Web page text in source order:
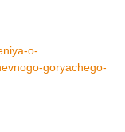
o-
goryachego-